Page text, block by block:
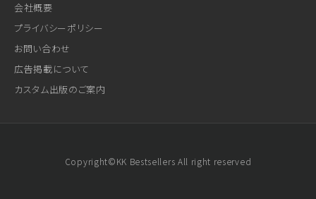
会社概要
プライバシーポリシー
お問い合わせ
広告掲載について
カスタム出版のご案内
Copyright©KK Bestsellers All right reserved